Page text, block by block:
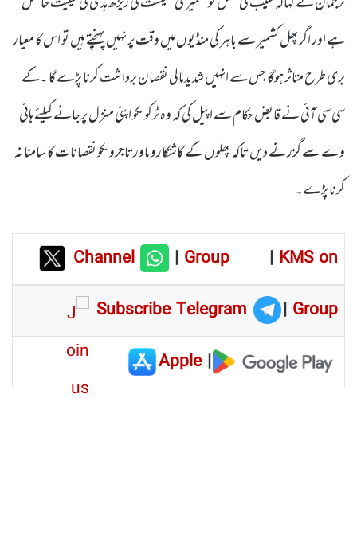
ہے اور اگر پھل کشمیر سے باہر کی منڈیوں میں وقت پر نہیں پہنچتے ہیں تو اس کا معیار
بری طرح متاثر ہوگا جس سے انہیں شدیدمالی نقصان برداشت کرنا پڑے گا ۔کے
سی سی آئی نے قابض حکام سے اپیل کی کہ وہ ٹرکوںکو اپنی منزل پرجانے کیلئے ہائی
وے سے گزرنے دیں تاکہ پھلوں کے کاشتکاروںاورتاجروںکو نقصانات کا سامنا نہ
کرنا پڑے۔
Channel |Group | KMS on
Subscribe Telegram
| Group
|
Apple